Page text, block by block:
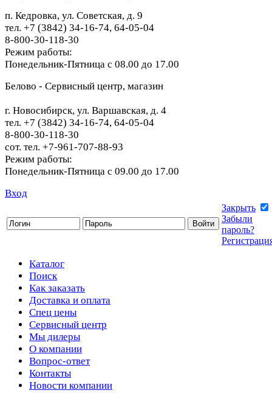
п. Кедровка, ул. Советская, д. 9
тел. +7 (3842) 34-16-74, 64-05-04
8-800-30-118-30
Режим работы:
Понедельник-Пятница с 08.00 до 17.00
Белово - Сервисный центр, магазин
г. Новосибирск, ул. Варшавская, д. 4
тел. +7 (3842) 34-16-74, 64-05-04
8-800-30-118-30
сот. тел. +7-961-707-88-93
Режим работы:
Понедельник-Пятница с 09.00 до 17.00
Вход
Закрыть
Забыли
пароль?
Каталог
Поиск
Как заказать
Доставка и оплата
Спец цены
Сервисный центр
Мы дилеры
О компании
Вопрос-ответ
Контакты
Новости компании